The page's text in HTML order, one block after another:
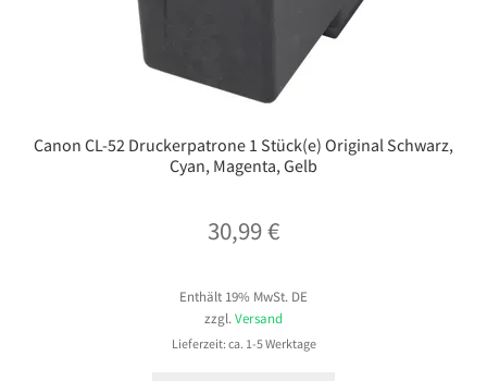
Canon CL-52 Druckerpatrone 1 Stück(e) Original Schwarz,
Cyan, Magenta, Gelb
30,99€
Enthält 19% MwSt. DE
zzgl.Versand
Lieferzeit: ca. 1-5 Werktage